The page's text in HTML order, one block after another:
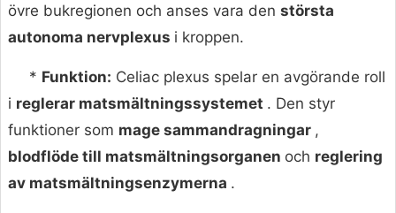
övre bukregionen och anses vara den största
autonoma nervplexus i kroppen.
* Funktion: Celiac plexus spelar en avgörande roll
i reglerar matsmältningssystemet . Den styr
funktioner som mage sammandragningar ,
blodflöde till matsmältningsorganen och reglering
av matsmältningsenzymerna .